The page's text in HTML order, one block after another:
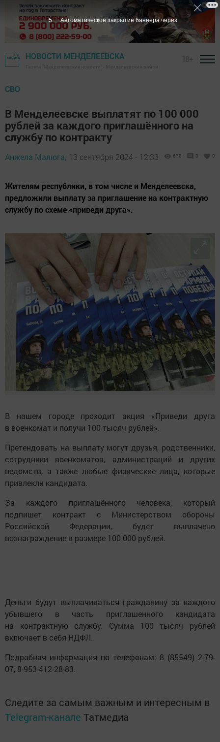
НОВОСТИ МЕНДЕЛЕЕВСКА
СВО
В Менделеевске выплатят по 100 000
рублей за каждого приглашённого на
службу по контракту
Анжела Малюга, 13 сентября 2024 - 12:33 678 0 0
Жителям республики, в том числе и Менделеевска,
предложили выплату за приглашение на контрактную
службу по схеме «приведи друга».
В нашем городе проходит акция «Приведи друга
в военкомат и получи 100 тысяч рублей».
Претендовать на выплату могут друзья, родственники,
сотрудники военкоматов, администраций и других
ведомств, а также любые физические лица, которые
привлекли кандидата.
За каждого приглашённого человека, который
подпишет контракт с Министерством обороны
Российской Федерации, будет выплачено
вознаграждение в размере 100 000 рублей.
Деньги будут выплачиваться гражданину за каждого
убывшего в часть приглашенного кандидата
на контрактную службу. Сумма 100 тысяч рублей
включает в себя НДФЛ.
Подробная информация по телефонам: 8 (85549) 2-79-
07, 8-953-412-28-83.
Следите за самым важным и интересным в
Telegram-канале Татмедиа
4 Автоматическое закрытие баннера через